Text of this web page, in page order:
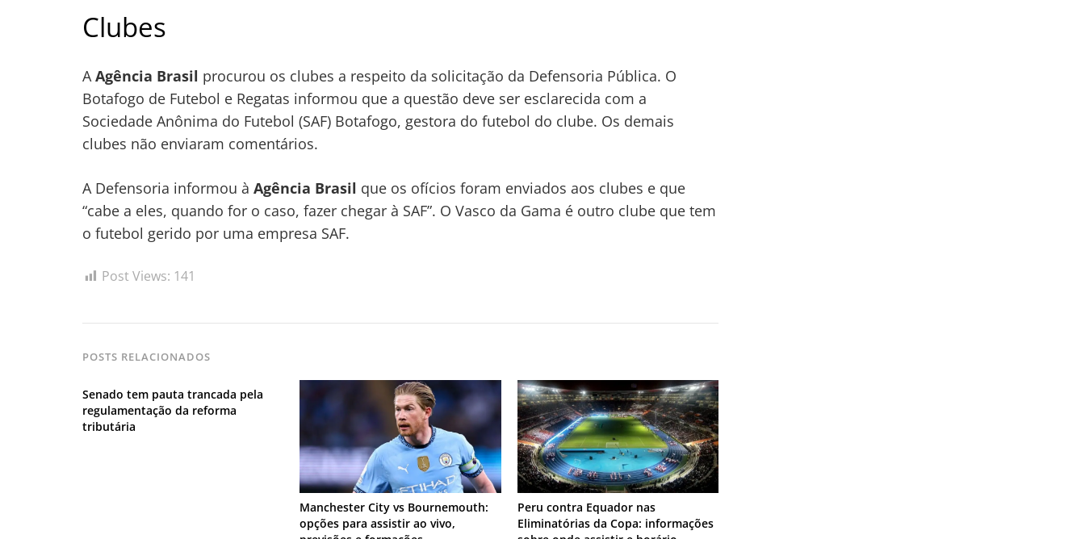
Clubes
AAgência Brasil procurou os clubes a respeito da solicitação da Defensoria Pública. O
Botafogo de Futebol e Regatas informou que a questão deve ser esclarecida com a
Sociedade Anônima do Futebol (SAF) Botafogo, gestora do futebol do clube. Os demais
clubes não enviaram comentários.
A Defensoria informou à Agência Brasil que os ofícios foram enviados aos clubes e que
“cabe a eles, quando for o caso, fazer chegar à SAF”. O Vasco da Gama é outro clube que tem
o futebol gerido por uma empresa SAF.
Post Views: 141
POSTS RELACIONADOS
Senado tem pauta trancada pela
regulamentação da reforma
tributária
Manchester City vs Bournemouth:
opções para assistir ao vivo,
Peru contra Equador nas
Eliminatórias da Copa: informações